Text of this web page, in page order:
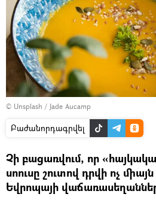
© Unsplash / Jade Aucamp
Բաժանորդագրվել
Չի բացառվում, որ
սոուսը շուտով դրվի ոչ
Եվրոպայի